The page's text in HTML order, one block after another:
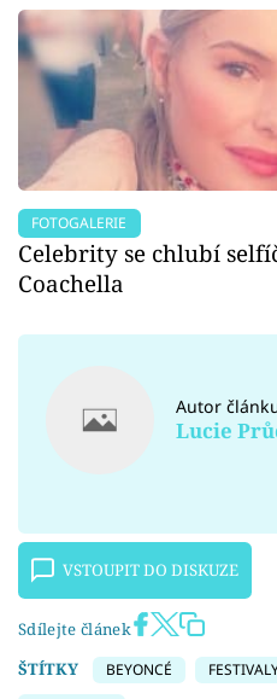
FOTOGALERIE
Celebrity se chlubí
Coachella
Autor
Lucie
VSTOUPIT DO DISKUZE
Sdílejte článek
ŠTÍTKY
BEYONCÉ